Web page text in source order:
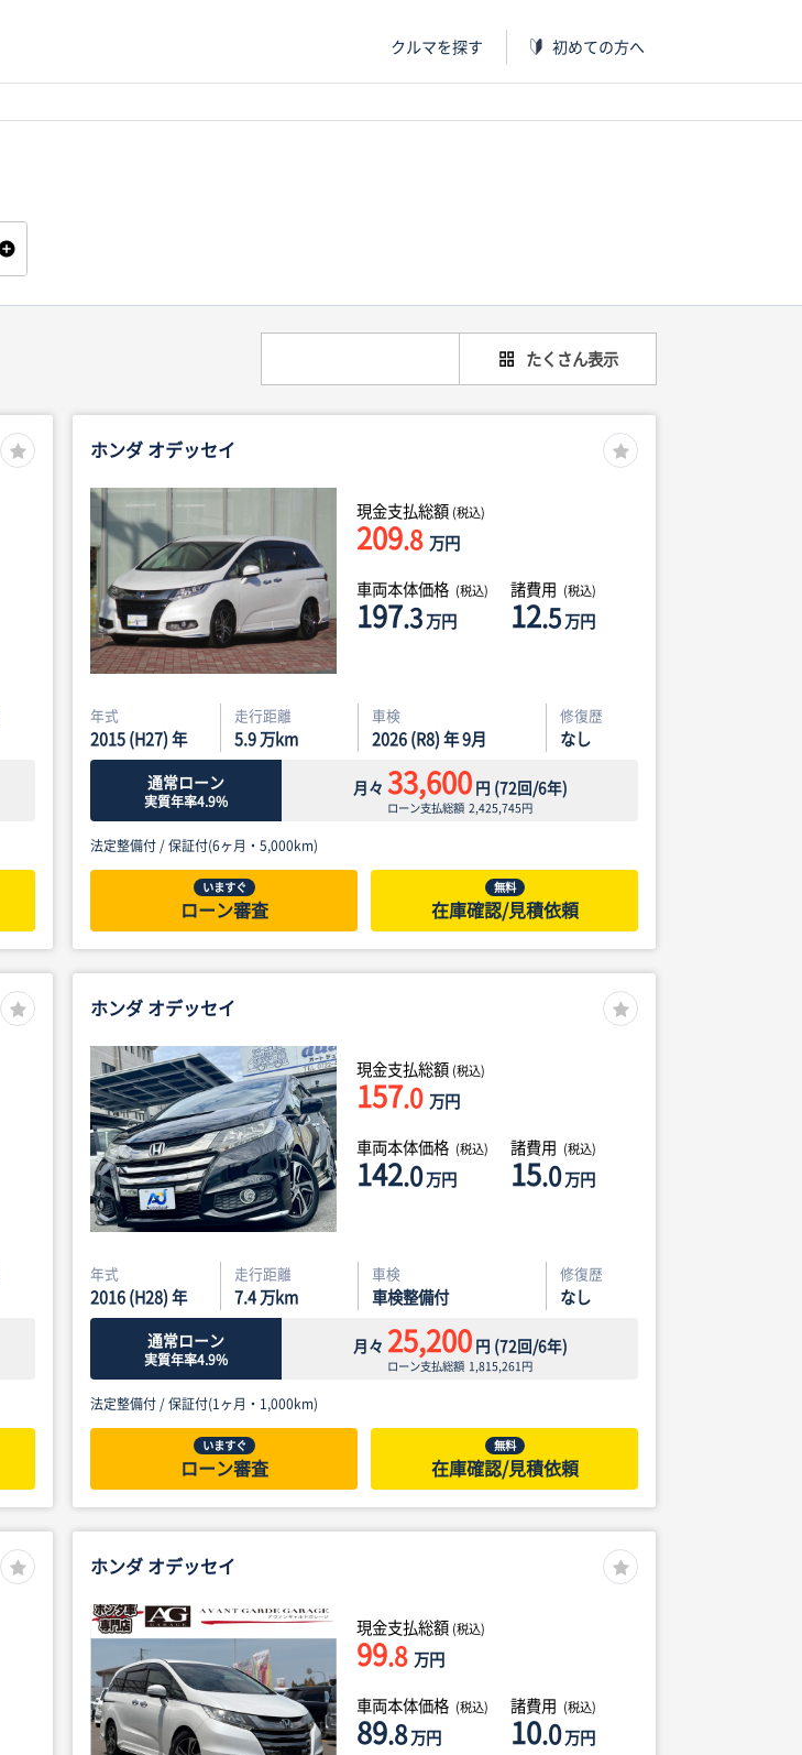
クルマを探す 初めての方へ
たくさん表示
ホンダ オデッセイ
現金支払総額 (税込)
209.8 万円
車両本体価格 (税込)
197.3万円
諸費用 (税込)
12.5万円
年式
2015 (H27) 年
走行距離
5.9万km
車検
2026 (R8) 年 9月
修復歴
なし
通常ローン
実質年率4.9%
月々 33,600円 (72回/6年)
ローン支払総額2,425,745円
法定整備付 /保証付(6ヶ月・5,000km)
いますぐ
ローン審査
無料
在庫確認/見積依頼
ホンダ オデッセイ
現金支払総額 (税込)
157.0 万円
車両本体価格 (税込)
142.0万円
諸費用 (税込)
15.0万円
年式
2016 (H28) 年
走行距離
7.4万km
車検
車検整備付
修復歴
なし
通常ローン
実質年率4.9%
月々 25,200円 (72回/6年)
ローン支払総額 1,815,261円
法定整備付 /保証付(1ヶ月・1,000km)
いますぐ
ローン審査
無料
在庫確認/見積依頼
ホンダ オデッセイ
現金支払総額 (税込)
99.8 万円
車両本体価格 (税込)
89.8万円
諸費用 (税込)
10.0万円